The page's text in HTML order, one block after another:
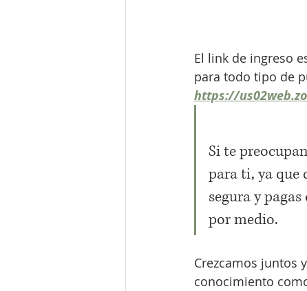
El link de ingreso
para todo tipo de
https://
Si te
para ti, ya que
segura y
por medio.
Crezcamos juntos
conocimiento